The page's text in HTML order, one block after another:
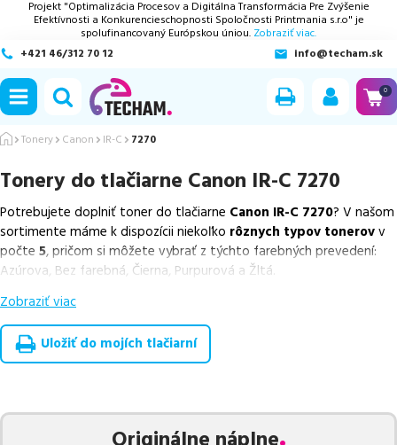
Projekt "Optimalizácia Procesov a Digitálna Transformácia Pre Zvýšenie
Efektívnosti a Konkurencieschopnosti Spoločnosti Printmania s.r.o" je
spolufinancovaný Európskou úniou. Zobraziť viac.
+421 46/312 70 12
info@techam.sk
0
Tonery Canon IR-C 7270
Tonery do tlačiarne Canon IR-C 7270
Potrebujete doplniť toner do tlačiarne Canon IR-C 7270? V našom
sortimente máme k dispozícii niekoľko rôznych typov tonerovv
počte 5, pričom si môžete vybrať z týchto farebných prevedení:
Azúrova, Bez farebná, Čierna, Purpurová a Žltá.
Z uvedeného množstva dostupných náplní
náplnev počte5ks.
Celá táto certifikovaná ponuka, spĺňajúca normy ISO 9001 a 14001,
Vieme, že pri nákupe zohráva dôležitú úlohu aj dostupnosť. Preto
Zobraziť viac
Uložiť do mojích tlačiarní